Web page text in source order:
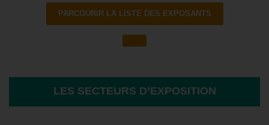
PARCOURIR LA LISTE DES EXPOSANTS
LES SECTEURS D’EXPOSITION